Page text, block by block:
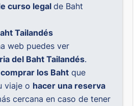
curso legal de Baht
Tailandés
web puedes ver
del Baht Tailandés.
comprar los Baht que
viaje o hacer una reserva
cercana en caso de tener